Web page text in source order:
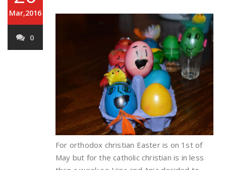
Mar,2016
0
For orthodox christian Easter is on 1st of
May but for the catholic christian is in less